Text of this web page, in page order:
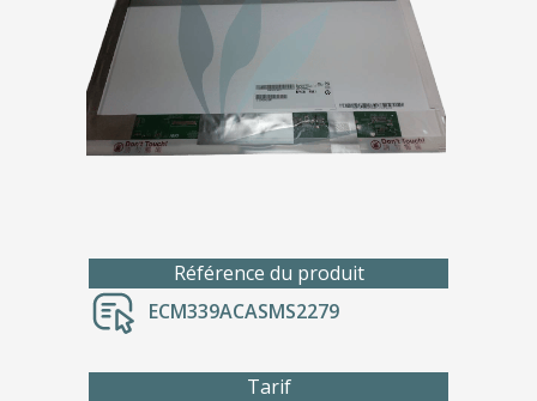
Référence du produit
ECM339ACASMS2279
Tarif